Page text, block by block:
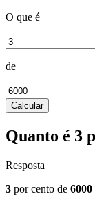
O que é
de
Calcular
Quanto é 3
Resposta
3 por cento de 6000